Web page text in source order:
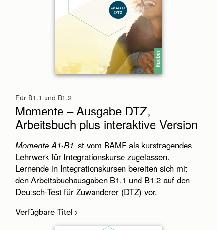
Für B1.1 und B1.2
Momente – Ausgabe DTZ,
Arbeitsbuch plus interaktive Version
Momente A1-B1 ist vom BAMF als kurstragendes
Lehrwerk für Integrationskurse zugelassen.
Lernende in Integrationskursen bereiten sich mit
den Arbeitsbuchausgaben B1.1 und B1.2 auf den
Deutsch-Test für Zuwanderer (DTZ) vor.
Verfügbare Titel